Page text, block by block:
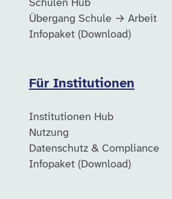
Schulen Hub
Übergang Schule → Arbeit
Infopaket (Download)
Für Institutionen
Institutionen Hub
Nutzung
Datenschutz & Compliance
Infopaket (Download)